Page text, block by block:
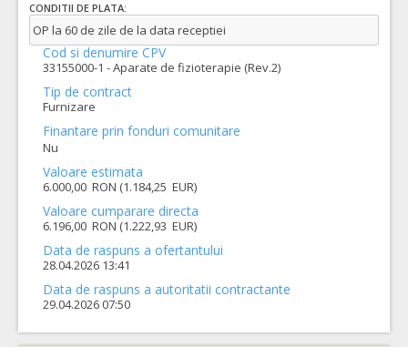
CONDITII DE PLATA:
OP la 60 de zile de la data receptiei
Cod si denumire CPV
33155000-1 - Aparate de fizioterapie (Rev.2)
Tip de contract
Furnizare
Finantare prin fonduri comunitare
Nu
Valoare estimata
6.000,00 RON (1.184,25 EUR)
Valoare cumparare directa
6.196,00 RON (1.222,93 EUR)
Data de raspuns a ofertantului
28.04.2026 13:41
Data de raspuns a autoritatii contractante
29.04.2026 07:50